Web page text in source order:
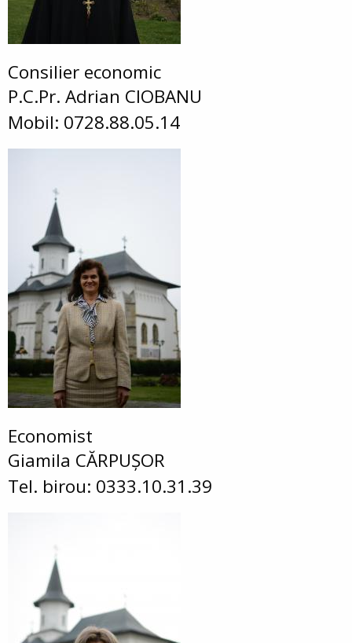
Consilier economic
P.C.Pr. Adrian CIOBANU
Mobil: 0728.88.05.14
Economist
Giamila CĂRPUȘOR
Tel. birou: 0333.10.31.39